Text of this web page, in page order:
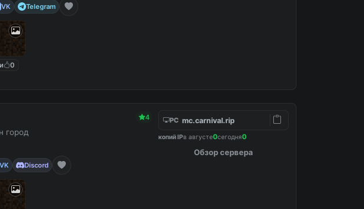
VK Telegram
0
4
город
VK Discord
PC mc.carnival.rip
копий IPв августе0сегодня0
Обзор сервера